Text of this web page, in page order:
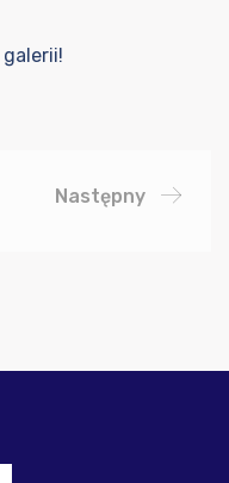
galerii!
Następny